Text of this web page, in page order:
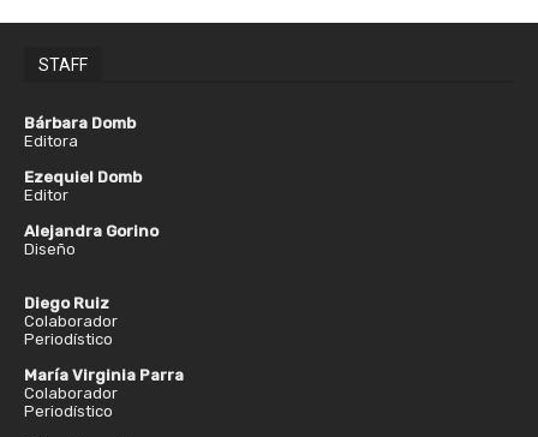
STAFF
Bárbara Domb
Editora
Ezequiel Domb
Editor
Alejandra Gorino
Diseño
Diego Ruiz
Colaborador
Periodístico
María Virginia Parra
Colaborador
Periodístico